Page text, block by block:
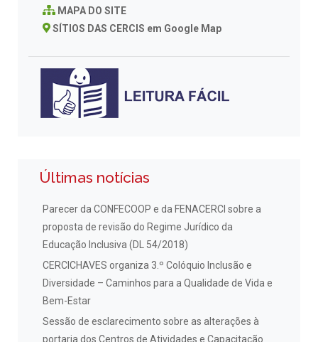
MAPA DO SITE
SÍTIOS DAS CERCIS em Google Map
Últimas notícias
Parecer da CONFECOOP e da FENACERCI sobre a
proposta de revisão do Regime Jurídico da
Educação Inclusiva (DL 54/2018)
CERCICHAVES organiza 3.º Colóquio Inclusão e
Diversidade – Caminhos para a Qualidade de Vida e
Bem-Estar
Sessão de esclarecimento sobre as alterações à
portaria dos Centros de Atividades e Capacitação